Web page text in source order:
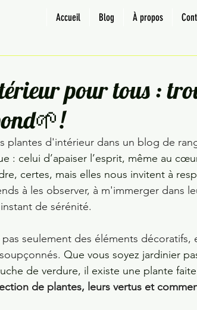
Accueil Blog À propos
Petits espaces Cuisine Salle de
pour tous :
plantes d'intérieur dans un blog de
: celui d’apaiser l’esprit, même au
certes, mais elles nous invitent à
à les observer, à m'immerger dans
de sérénité.
seulement des éléments décoratifs,
Que vous soyez jardinier
de verdure, il existe une plante
de plantes, leurs vertus et